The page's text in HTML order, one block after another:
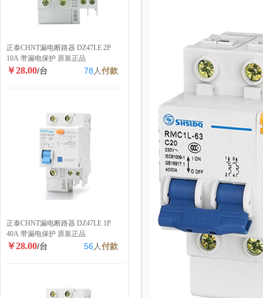
正泰CHNT漏电断路器 DZ47LE 2P
10A 带漏电保护 原装正品
￥28.00/台 78 人付款
正泰CHNT漏电断路器 DZ47LE 1P
40A 带漏电保护 原装正品
￥28.00/台 56人付款